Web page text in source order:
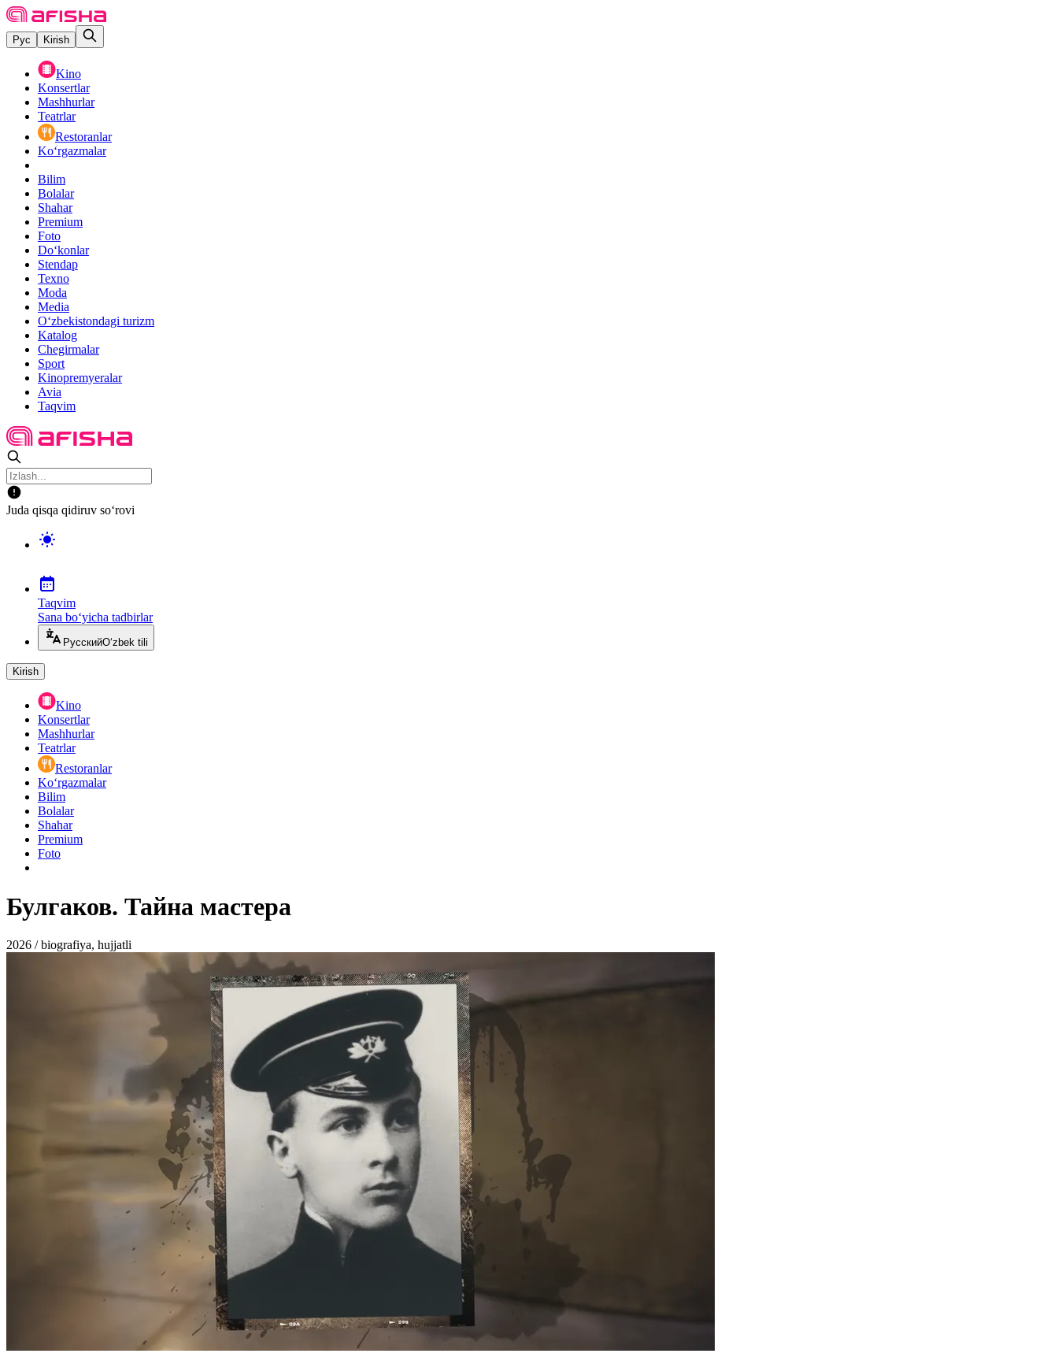
Рус Kirish
Kino
Konsertlar
Mashhurlar
Teatrlar
Restoranlar
Ko‘rgazmalar
Bilim
Bolalar
Shahar
Premium
Foto
Do‘konlar
Stendap
Texno
Moda
Media
O‘zbekistondagi turizm
Katalog
Chegirmalar
Sport
Kinopremyeralar
Avia
Taqvim
Juda qisqa qidiruv so‘rovi
Taqvim
Sana bo‘yicha tadbirlar
РусскийO‘zbek tili
Kirish
Kino
Konsertlar
Mashhurlar
Teatrlar
Restoranlar
Ko‘rgazmalar
Bilim
Bolalar
Shahar
Premium
Foto
Булгаков. Тайна мастера
2026 / biografiya, hujjatli